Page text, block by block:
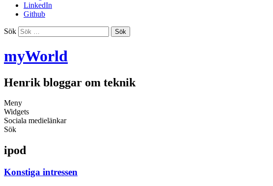
LinkedIn
Github
Sök
myWorld
Henrik bloggar om teknik
Meny
Widgets
Sociala medielänkar
Sök
ipod
Konstiga intressen